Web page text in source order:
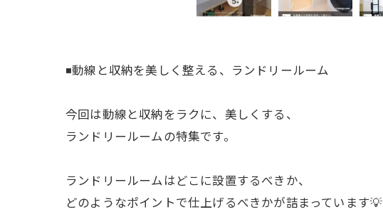
◾️動線と収納を美しく整える、ランドリールーム
今回は動線と収納をラクに、美しくする、
ランドリールームの特集です。
ランドリールームはどこに設置するべきか、
どのようなポイントで仕上げるべきかが詰まっています💡